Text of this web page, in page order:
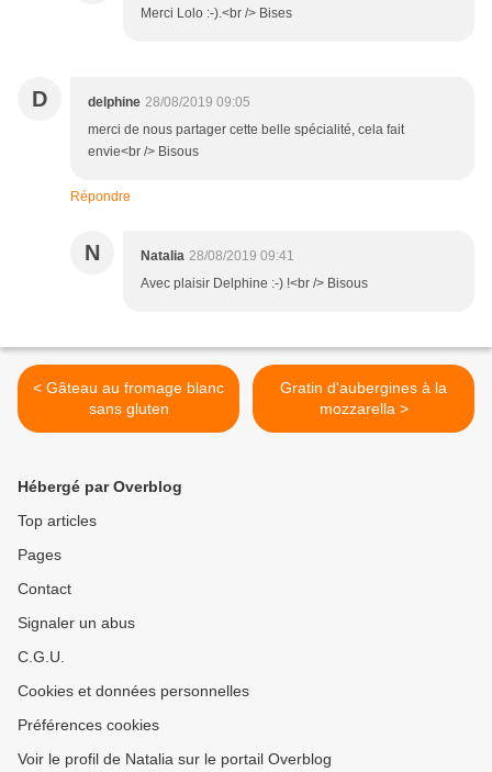
Merci Lolo :-).<br /> Bises
D delphine 28/08/2019 09:05
merci de nous partager cette belle spécialité, cela fait
envie<br /> Bisous
Répondre
N Natalia 28/08/2019 09:41
Avec plaisir Delphine :-) !<br /> Bisous
< Gâteau au fromage blanc
sans gluten
Gratin d'aubergines à la
mozzarella >
Hébergé par Overblog
Top articles
Pages
Contact
Signaler un abus
C.G.U.
Cookies et données personnelles
Préférences cookies
Voir le profil de Natalia sur le portail Overblog